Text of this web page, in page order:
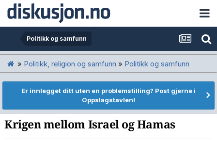
Politikk og samfunn
» Politikk, religion og samfunn » Politikk og samfunn
Er innlegget ditt uten en problemstilling? Post gjerne i
Oppslagstavlen!
Krigen mellom Israel og Hamas